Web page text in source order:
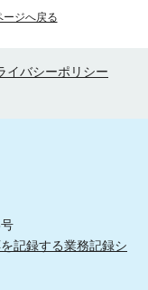
ージへ戻る
イバシーポリシー
記録する業務記録シ